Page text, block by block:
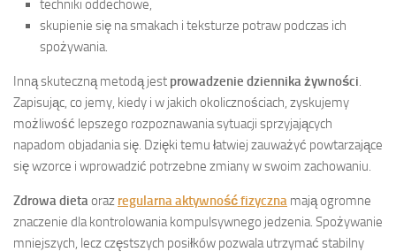
techniki oddechowe,
skupienie się na smakach i teksturze potraw podczas ich
spożywania.
Inną skuteczną metodą jest prowadzenie dziennika żywności
Zapisując, co jemy, kiedy i w jakich okolicznościach, zyskujemy
możliwość lepszego rozpoznawania sytuacji sprzyjających
napadom objadania się. Dzięki temu łatwiej zauważyć powtarzające
się wzorce i wprowadzić potrzebne zmiany w swoim zachowaniu.
Zdrowa dieta oraz regularna aktywność fizyczna mają ogromne
znaczenie dla kontrolowania kompulsywnego jedzenia. Spożywanie
mniejszych, lecz częstszych posiłków pozwala utrzymać stabilny